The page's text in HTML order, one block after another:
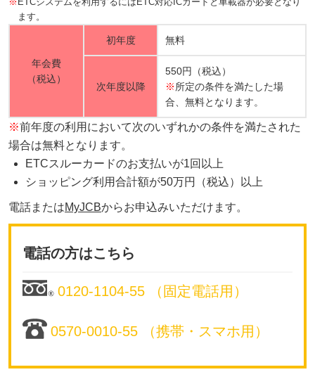
ます。
年会費
（税込）
初年度 無料
次年度以降
550円（税込）
※所定の条件を満たした場
合、無料となります。
※前年度の利用において次のいずれかの条件を満たされた
場合は無料となります。
ETCスルーカードのお支払いが1回以上
ショッピング利用合計額が50万円（税込）以上
電話またはMyJCBからお申込みいただけます。
電話の方はこちら
0120-1104-55 （固定電話用）
0570-0010-55 （携帯・スマホ用）